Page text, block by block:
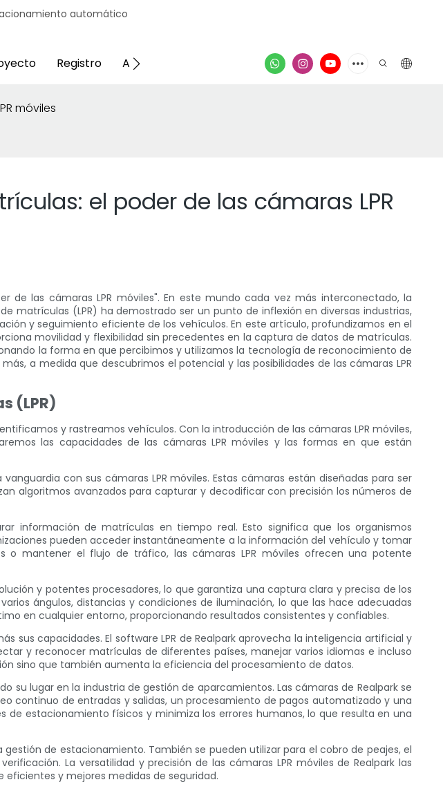
automático
Registro Apoyo video
móviles
el poder de las cámaras LPR
de las cámaras LPR móviles". En este mundo cada vez más interconectado, la
matrículas (LPR) ha demostrado ser un punto de inflexión en diversas industrias,
y seguimiento eficiente de los vehículos. En este artículo, profundizamos en el
movilidad y flexibilidad sin precedentes en la captura de datos de matrículas.
la forma en que percibimos y utilizamos la tecnología de reconocimiento de
a medida que descubrimos el potencial y las posibilidades de las cámaras LPR
(LPR)
y rastreamos vehículos. Con la introducción de las cámaras LPR móviles,
las capacidades de las cámaras LPR móviles y las formas en que están
con sus cámaras LPR móviles. Estas cámaras están diseñadas para ser
algoritmos avanzados para capturar y decodificar con precisión los números de
información de matrículas en tiempo real. Esto significa que los organismos
pueden acceder instantáneamente a la información del vehículo y tomar
o mantener el flujo de tráfico, las cámaras LPR móviles ofrecen una potente
y potentes procesadores, lo que garantiza una captura clara y precisa de los
ángulos, distancias y condiciones de iluminación, lo que las hace adecuadas
en cualquier entorno, proporcionando resultados consistentes y confiables.
sus capacidades. El software LPR de Realpark aprovecha la inteligencia artificial y
y reconocer matrículas de diferentes países, manejar varios idiomas e incluso
sino que también aumenta la eficiencia del procesamiento de datos.
su lugar en la industria de gestión de aparcamientos. Las cámaras de Realpark se
continuo de entradas y salidas, un procesamiento de pagos automatizado y una
estacionamiento físicos y minimiza los errores humanos, lo que resulta en una
de estacionamiento. También se pueden utilizar para el cobro de peajes, el
La versatilidad y precisión de las cámaras LPR móviles de Realpark las
y mejores medidas de seguridad.